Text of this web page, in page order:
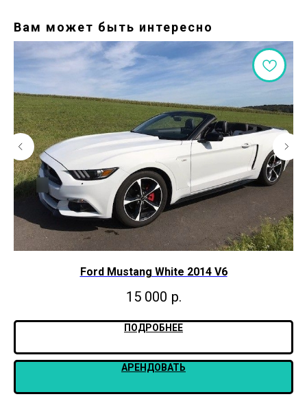
Вам может быть интересно
Ford Mustang White 2014 V6
15 000 р.
ПОДРОБНЕЕ
АРЕНДОВАТЬ